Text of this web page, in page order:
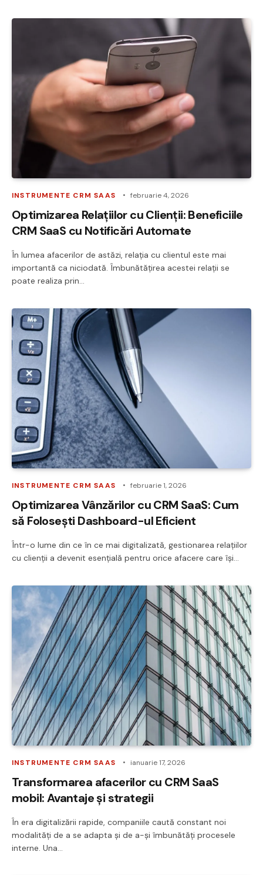
INSTRUMENTE CRM SAAS februarie 4, 2026
Optimizarea Relațiilor cu Clienții: Beneficiile
CRM SaaS cu Notificări Automate
În lumea afacerilor de astăzi, relația cu clientul este mai
importantă ca niciodată. Îmbunătățirea acestei relații se
poate realiza prin…
INSTRUMENTE CRM SAAS februarie 1, 2026
Optimizarea Vânzărilor cu CRM SaaS: Cum
să Folosești Dashboard-ul Eficient
Într-o lume din ce în ce mai digitalizată, gestionarea relațiilor
cu clienții a devenit esențială pentru orice afacere care își…
INSTRUMENTE CRM SAAS ianuarie 17, 2026
Transformarea afacerilor cu CRM SaaS
mobil: Avantaje și strategii
În era digitalizării rapide, companiile caută constant noi
modalități de a se adapta și de a-și îmbunătăți procesele
interne. Una…